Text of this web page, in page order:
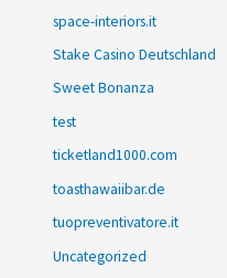
space-interiors.it
Stake Casino Deutschland
Sweet Bonanza
test
ticketland1000.com
toasthawaiibar.de
tuopreventivatore.it
Uncategorized